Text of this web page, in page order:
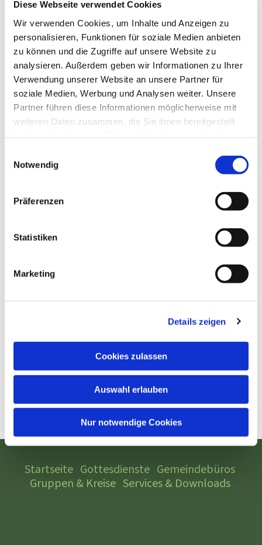
Diese Webseite verwendet Cookies
Wir verwenden Cookies, um Inhalte und Anzeigen zu
personalisieren, Funktionen für soziale Medien anbieten
zu können und die Zugriffe auf unsere Website zu
analysieren. Außerdem geben wir Informationen zu Ihrer
Verwendung unserer Website an unsere Partner für
soziale Medien, Werbung und Analysen weiter. Unsere
Partner führen diese Informationen möglicherweise mit
weiteren Daten zusammen, die Sie ihnen bereitgestellt
Notwendig
Präferenzen
Statistiken
Marketing
Details zeigen
Cookies zulassen
Auswahl erlauben
Nur notwendige Cookies
Donnerstag, 16. September 2027,
19:30 - 22:00 Uhr
Rothenuffeln - Gemeindehaus,
Bäckerstraße 40, 32479 Hille
Startseite Gottesdienste Gemeindebüros
Gruppen & Kreise Services & Downloads